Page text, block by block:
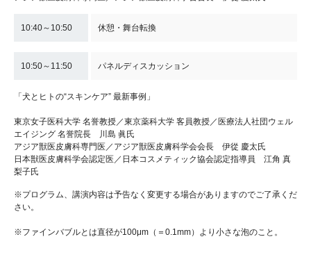
10:40～10:50 休憩・舞台転換
10:50～11:50 パネルディスカッション
「犬とヒトの“スキンケア” 最新事例」
東京女子医科大学 名誉教授／東京薬科大学 客員教授／医療法人社団ウェル
エイジング 名誉院長 川島 眞氏
アジア獣医皮膚科専門医／アジア獣医皮膚科学会会長 伊從 慶太氏
日本獣医皮膚科学会認定医／日本コスメティック協会認定指導員 江角 真
梨子氏
※プログラム、講演内容は予告なく変更する場合がありますのでご了承くだ
さい。
※ファインバブルとは直径が100μm（＝0.1mm）より小さな泡のこと。